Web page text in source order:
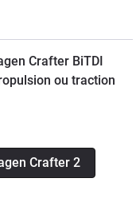
Crafter BiTDI
ou traction
Crafter 2